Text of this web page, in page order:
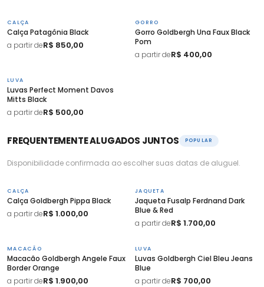
CALÇA
Calça Patagônia Black
a partir deR$ 850,00
GORRO
Gorro Goldbergh Una Faux Black
Pom
a partir deR$ 400,00
LUVA
Luvas Perfect Moment Davos
Mitts Black
a partir deR$ 500,00
FREQUENTEMENTE ALUGADOS JUNTOS POPULAR
Disponibilidade confirmada ao escolher suas datas de aluguel.
CALÇA
Calça Goldbergh Pippa Black
a partir deR$ 1.000,00
JAQUETA
Jaqueta Fusalp Ferdnand Dark
Blue & Red
a partir deR$ 1.700,00
MACACÃO
Macacão Goldbergh Angele Faux
Border Orange
a partir deR$ 1.900,00
LUVA
Luvas Goldbergh Ciel Bleu Jeans
Blue
a partir deR$ 700,00